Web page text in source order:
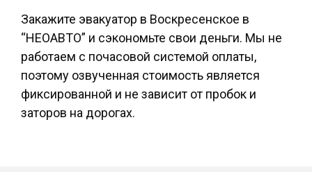
Закажите эвакуатор в Воскресенское в
“НЕОАВТО” и сэкономьте свои деньги. Мы не
работаем с почасовой системой оплаты,
поэтому озвученная стоимость является
фиксированной и не зависит от пробок и
заторов на дорогах.